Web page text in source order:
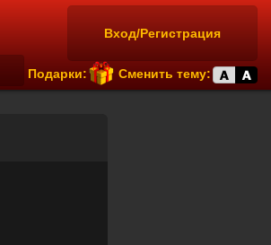
Вход/Регистрация
Подарки: Сменить тему: